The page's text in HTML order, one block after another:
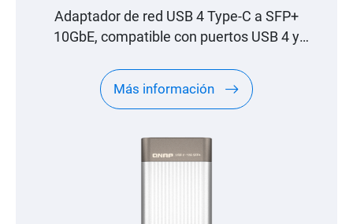
Adaptador de red USB 4 Type-C a SFP+
10GbE, compatible con puertos USB 4 y
Más información